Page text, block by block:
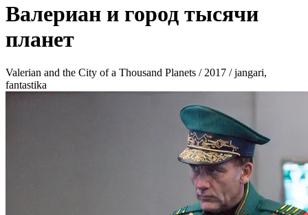
Валериан и город тысячи
планет
Valerian and the City of a Thousand Planets / 2017 / jangari,
fantastika